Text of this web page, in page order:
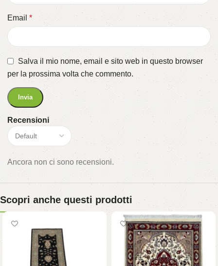
Recensioni
Ancora non ci sono recensioni.
Email*
Salva il mio nome, email e sito web in questo browser
per la prossima volta che commento.
Scopri anche questi prodotti